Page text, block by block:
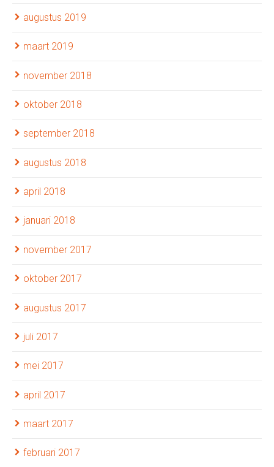
augustus 2019
maart 2019
november 2018
oktober 2018
september 2018
augustus 2018
april 2018
januari 2018
november 2017
oktober 2017
augustus 2017
juli 2017
mei 2017
april 2017
maart 2017
februari 2017